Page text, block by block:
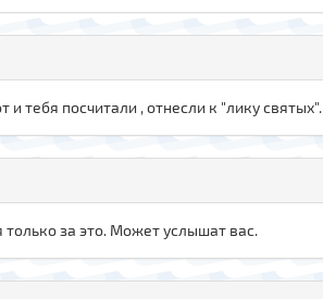
и тебя посчитали , отнесли к "лику святых".
только за это. Может услышат вас.